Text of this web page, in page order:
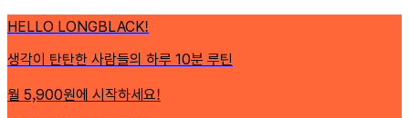
HELLO LONGBLACK!
생각이 탄탄한 사람들의 하루 10분 루틴
월 5,900원에 시작하세요!